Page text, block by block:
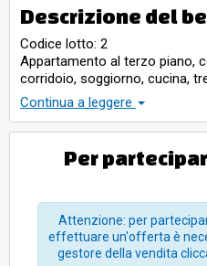
Descrizione del
Codice lotto: 2
Appartamento al terzo piano,
corridoio, soggiorno, cucina,
ripostiglio e due balconi. Sup.
Continua a leggere
Per
Attenzione: per
effettuare un'offerta è
gestore della vendita